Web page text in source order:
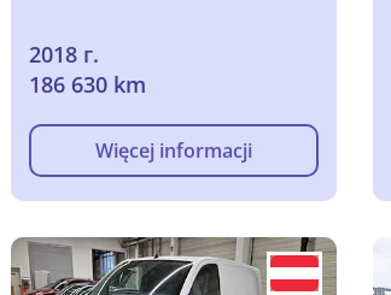
2018 г.
186 630 km
Więcej informacji